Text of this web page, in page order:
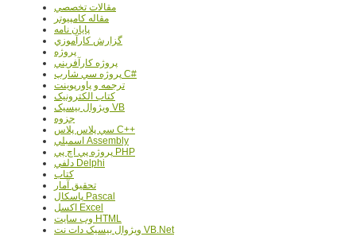
مقالات تخصصي
مقاله کامپیوتر
پایان نامه
گزارش کارآموزي
پروژه
پروژه کارآفريني
پروژه سي شارپ C#
ترجمه و پاورپوينت
کتاب الکترونيک
ويژوال بيسيک VB
جزوه
سي پلاس پلاس C++
اسمبلي Assembly
پروژه پي اچ پي PHP
دلفي Delphi
کتاب
تحقيق آمار
پاسکال Pascal
اکسل Excel
وب سايت HTML
ويژوال بيسيک دات نت VB.Net